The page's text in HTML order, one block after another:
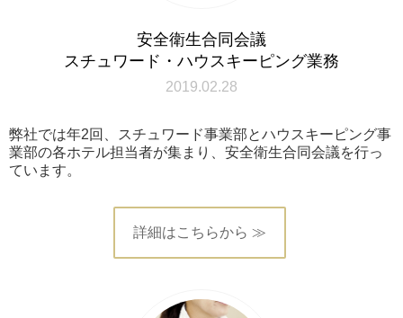
安全衛生合同会議
スチュワード・ハウスキーピング業務
2019.02.28
弊社では年2回、スチュワード事業部とハウスキーピング事
業部の各ホテル担当者が集まり、安全衛生合同会議を行っ
ています。
詳細はこちらから ≫